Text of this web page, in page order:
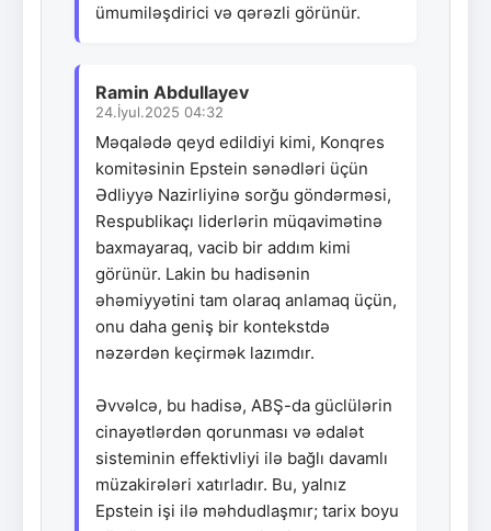
ümumiləşdirici və qərəzli görünür.
Ramin Abdullayev
24.İyul.2025 04:32
Məqalədə qeyd edildiyi kimi, Konqres
komitəsinin Epstein sənədləri üçün
Ədliyyə Nazirliyinə sorğu göndərməsi,
Respublikaçı liderlərin müqavimətinə
baxmayaraq, vacib bir addım kimi
görünür. Lakin bu hadisənin
əhəmiyyətini tam olaraq anlamaq üçün,
onu daha geniş bir kontekstdə
nəzərdən keçirmək lazımdır.
Əvvəlcə, bu hadisə, ABŞ-da güclülərin
cinayətlərdən qorunması və ədalət
sisteminin effektivliyi ilə bağlı davamlı
müzakirələri xatırladır. Bu, yalnız
Epstein işi ilə məhdudlaşmır; tarix boyu